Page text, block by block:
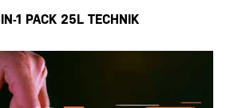
1 PACK 25L TECHNIK